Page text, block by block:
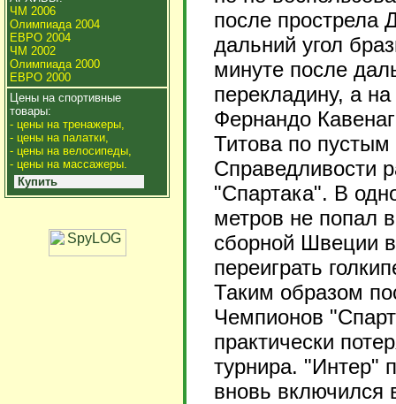
ЧМ 2006
Олимпиада 2004
ЕВРО 2004
ЧМ 2002
Олимпиада 2000
ЕВРО 2000
Цены на спортивные
товары:
- цены на тренажеры,
- цены на палатки,
- цены на велосипеды,
- цены на массажеры.
Купить
после прострела
дальний угол
минуте после
перекладину, а
Фернандо
Титова по
Справедливости
"Спартака". В
метров не попал
сборной Швеции
переиграть
Таким образом
Чемпионов
практически
турнира. "Интер"
вновь включился